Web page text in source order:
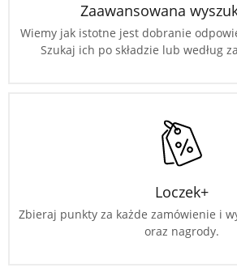
Zaawansowana
Wiemy jak istotne jest dobranie
Szukaj ich po składzie lub według
Loczek+
Zbieraj punkty za każde zamówienie i
oraz nagrody.